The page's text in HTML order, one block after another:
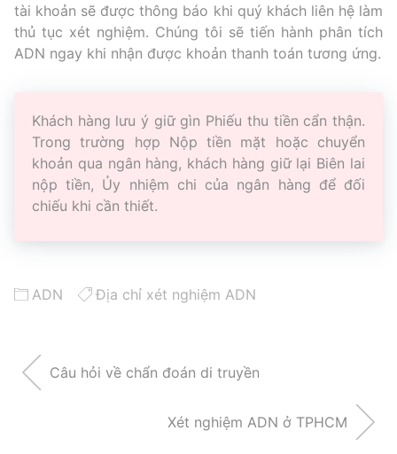
tài khoản sẽ được thông báo khi quý khách liên hệ làm
thủ tục xét nghiệm. Chúng tôi sẽ tiến hành phân tích
ADN ngay khi nhận được khoản thanh toán tương ứng.
Khách hàng lưu ý giữ gìn Phiếu thu tiền cẩn thận.
Trong trường hợp Nộp tiền mặt hoặc chuyển
khoản qua ngân hàng, khách hàng giữ lại Biên lai
nộp tiền, Ủy nhiệm chi của ngân hàng để đối
chiếu khi cần thiết.
ADN Địa chỉ xét nghiệm ADN
Câu hỏi về chẩn đoán di truyền
Xét nghiệm ADN ở TPHCM